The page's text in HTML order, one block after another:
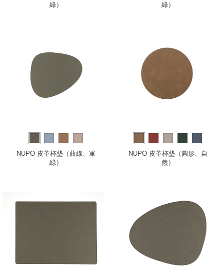
綠）
綠）
NUPO 皮革杯墊（曲線、軍
綠）
NUPO 皮革杯墊（圓形、自
然）